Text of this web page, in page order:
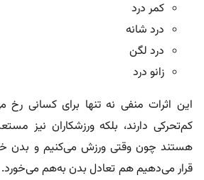
کمر درد
درد شانه
درد لگن
زانو درد
این اثرات منفی نه تنها برای کسانی
کم‌تحرکی دارند، بلکه ورزشکاران نیز
هستند چون وقتی ورزش می‌کنیم و بدن
قرار می‌دهیم هم تعادل بدن به‌هم می‌خورد.